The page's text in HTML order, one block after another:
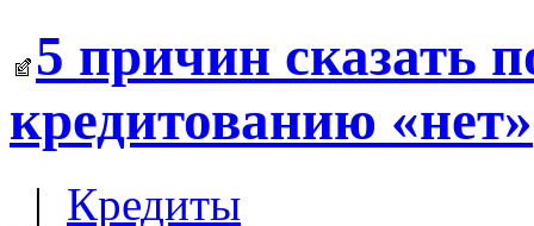
5 причин сказать
кредитованию «нет»
| Кредиты